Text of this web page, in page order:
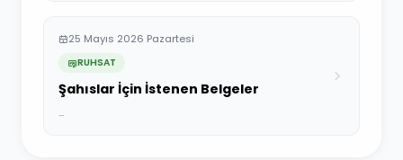
25 Mayıs 2026 Pazartesi
RUHSAT
Şahıslar İçin İstenen Belgeler
...